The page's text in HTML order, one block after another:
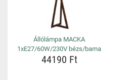
Állólámpa MACKA
1xE27/60W/230V bézs/barna
44190 Ft